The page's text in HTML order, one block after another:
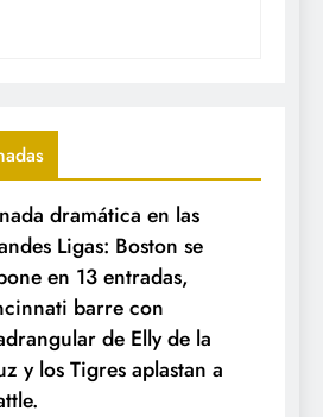
dramática en las
Ligas: Boston se
en 13 entradas,
barre con
de Elly de la
y los Tigres aplastan a